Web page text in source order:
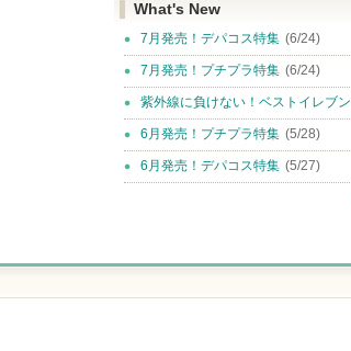
What's New
7月発売！デパコス特集 (6/24)
7月発売！プチプラ特集 (6/24)
紫外線に負けない！ベストイレブン
6月発売！プチプラ特集 (5/28)
6月発売！デパコス特集 (5/27)